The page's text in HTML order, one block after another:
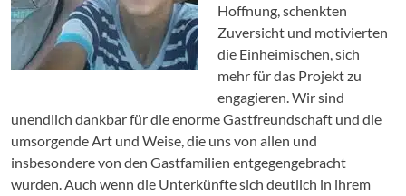
Hoffnung, schenkten
Zuversicht und motivierten
die Einheimischen, sich
mehr für das Projekt zu
engagieren. Wir sind
unendlich dankbar für die enorme Gastfreundschaft und die
umsorgende Art und Weise, die uns von allen und
insbesondere von den Gastfamilien entgegengebracht
wurden. Auch wenn die Unterkünfte sich deutlich in ihrem